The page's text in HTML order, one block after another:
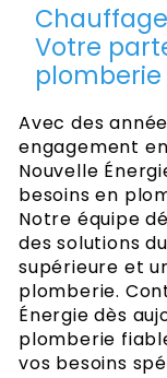
Votre
Avec des
engagement
Nouvelle
besoins en
Notre équipe
des solutions
supérieure et
plomberie.
Énergie dès
plomberie
vos besoins